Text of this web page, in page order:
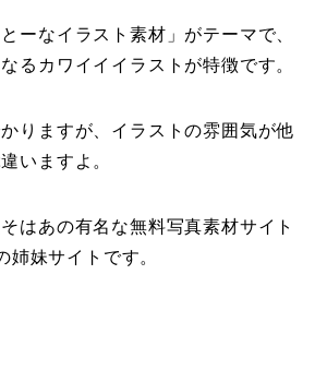
ーなイラスト素材」がテーマで、
るカワイイイラストが特徴です。
りますが、イラストの雰囲気が他
いますよ。
はあの有名な無料写真素材サイト
姉妹サイトです。